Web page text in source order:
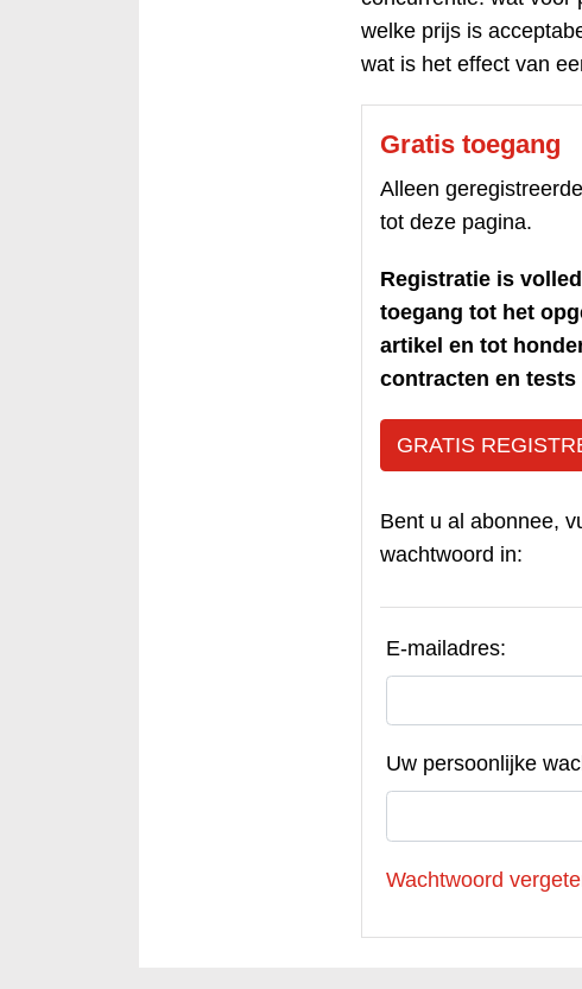
welke prijs is
wat is het effect van
Gratis toegang
Alleen
tot deze pagina.
Registratie is
toegang tot het
artikel en tot
contracten en tests
GRATIS
Bent u al abonnee,
wachtwoord in:
E-mailadres:
Uw persoonlijke
Wachtwoord